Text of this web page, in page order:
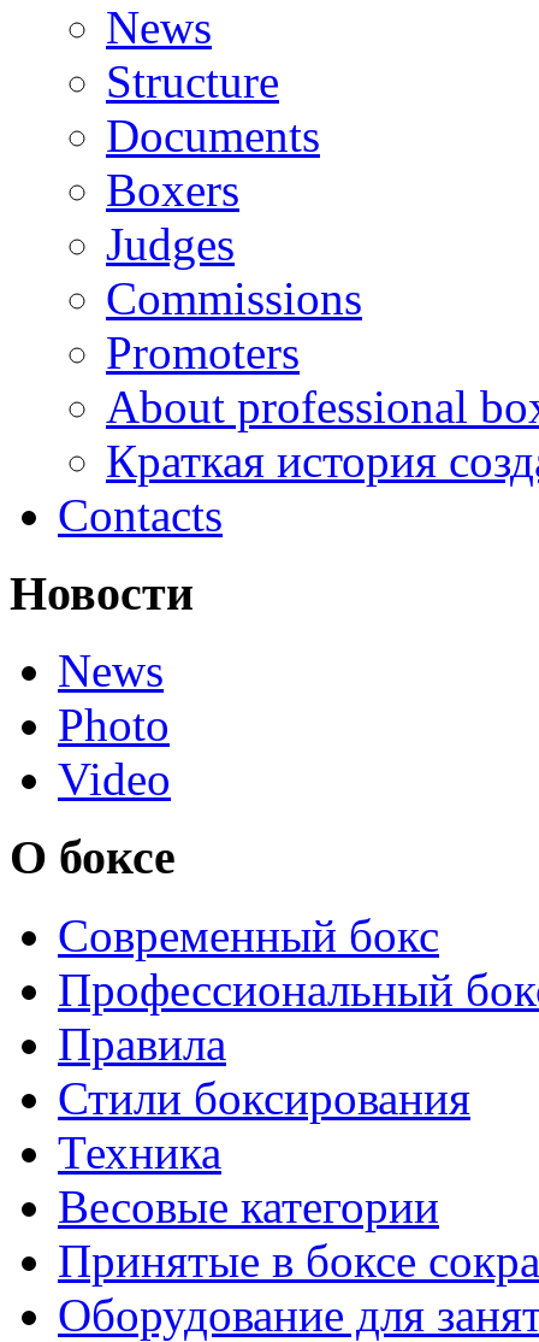
News
Structure
Documents
Boxers
Judges
Commissions
Promoters
About professional
Краткая история
Contacts
Новости
News
Photo
Video
О боксе
Современный бокс
Профессиональный
Правила
Стили боксирования
Техника
Весовые категории
Принятые в боксе
Оборудование для